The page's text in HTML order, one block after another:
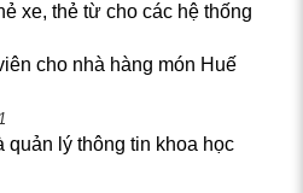
xe, thẻ từ cho các hệ thống
cho nhà hàng món Huế
quản lý thông tin khoa học